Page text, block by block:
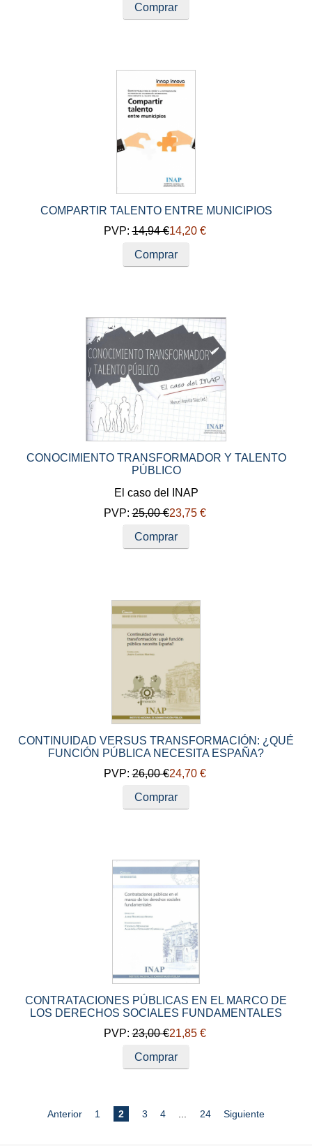
Comprar
COMPARTIR TALENTO ENTRE MUNICIPIOS
PVP:14,94 €14,20 €
Comprar
CONOCIMIENTO TRANSFORMADOR Y TALENTO
PÚBLICO
El caso del INAP
PVP:25,00 €23,75 €
Comprar
CONTINUIDAD VERSUS TRANSFORMACIÓN: ¿QUÉ
FUNCIÓN PÚBLICA NECESITA ESPAÑA?
PVP:26,00 €24,70 €
Comprar
CONTRATACIONES PÚBLICAS EN EL MARCO DE
LOS DERECHOS SOCIALES FUNDAMENTALES
PVP:23,00 €21,85 €
Comprar
Anterior 1 2 3 4 24 Siguiente